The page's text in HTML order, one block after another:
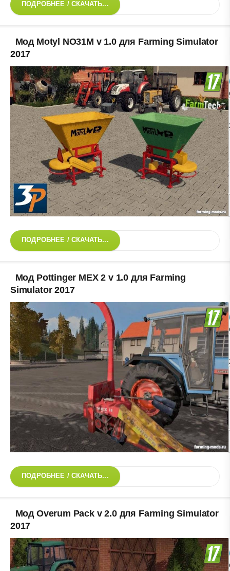
ПОДРОБНЕЕ / СКАЧАТЬ...
Мод Motyl NO31M v 1.0 для Farming Simulator
2017
ПОДРОБНЕЕ / СКАЧАТЬ...
Мод Pottinger MEX 2 v 1.0 для Farming
Simulator 2017
ПОДРОБНЕЕ / СКАЧАТЬ...
Мод Overum Pack v 2.0 для Farming Simulator
2017